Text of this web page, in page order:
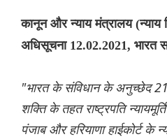
कानून और न्याय मंत्रालय (न्याय
अधिसूचना 12.02.2021, भारत
"भारत के संविधान के अनुच्छेद
शक्ति के तहत राष्ट्रपति
पंजाब और हरियाणा हाईकोर्ट के